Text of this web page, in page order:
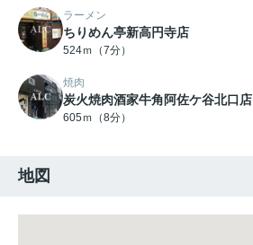
ラーメン
ちりめん亭新高円寺店
524ｍ（7分）
焼肉
炭火焼肉酒家牛角阿佐ケ谷北口店
605ｍ（8分）
地図